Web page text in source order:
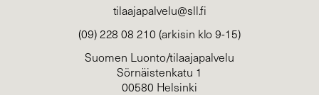
tilaajapalvelu@sll.fi
(09) 228 08 210 (arkisin klo 9-15)
Suomen Luonto/tilaajapalvelu
Sörnäistenkatu 1
00580 Helsinki